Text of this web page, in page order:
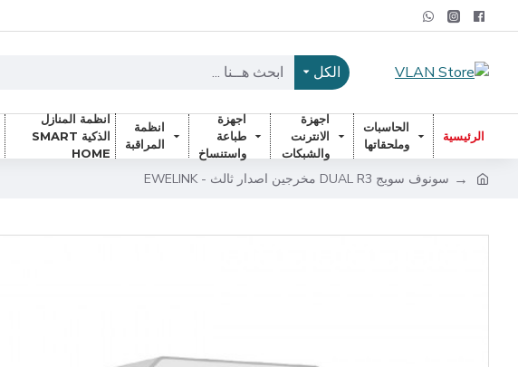
الكل
الرئيسية
الحاسبات
وملحقاتها
اجهزة
الانترنت
والشبكات
اجهزة
طباعة
واستنساخ
انظمة
المراقبة
انظمة المنازل
الذكية SMART
HOME
سونوف سويج DUAL R3 مخرجين اصدار ثالث - EWELINK